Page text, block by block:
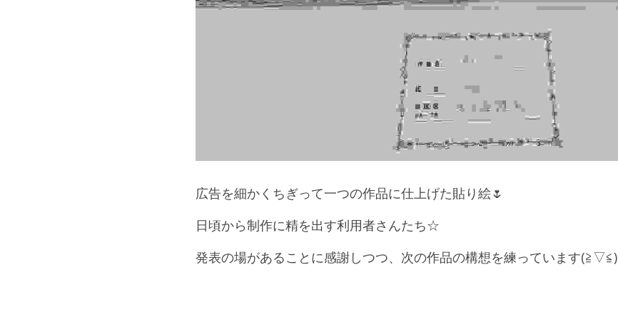
広告を細かくちぎって一つの作品に仕上げた貼り絵🌷
日頃から制作に精を出す利用者さんたち☆
発表の場があることに感謝しつつ、次の作品の構想を練っています(≧▽≦)